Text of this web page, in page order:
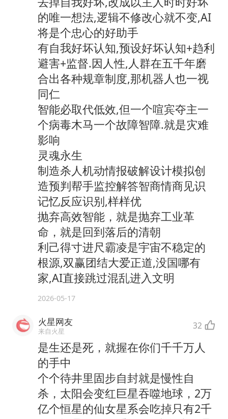
的唯一想法,逻辑不修改心就不变,AI
将是个忠心的好助手
有自我好坏认知,预设好坏认知+趋利
避害+监督.因人性,人群在五千年磨
合出各种规章制度,那机器人也一视
同仁
智能必取代低效,但一个喧宾夺主一
个病毒木马一个故障智障.就是灾难
影响
灵魂永生
制造杀人机动情报破解设计模拟创
造预判帮手监控解答智商情商见识
记忆反应识别,样样优
抛弃高效智能，就是抛弃工业革
命，就是回到落后的清朝
利己得寸进尺霸凌是宇宙不稳定的
根源,双赢团结大爱正道,没国哪有
家,AI直接跳过混乱进入文明
2026-05-17
火星网友
来自火星 32
是生还是死，就握在你们千千万人
的手中
个个待井里固步自封就是慢性自
杀，太阳会变红巨星吞噬地球，2万
亿个恒星的仙女星系会吃掉只有2千